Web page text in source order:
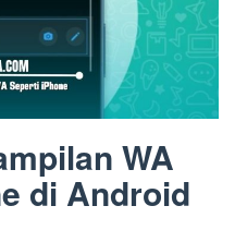
WA
di Android